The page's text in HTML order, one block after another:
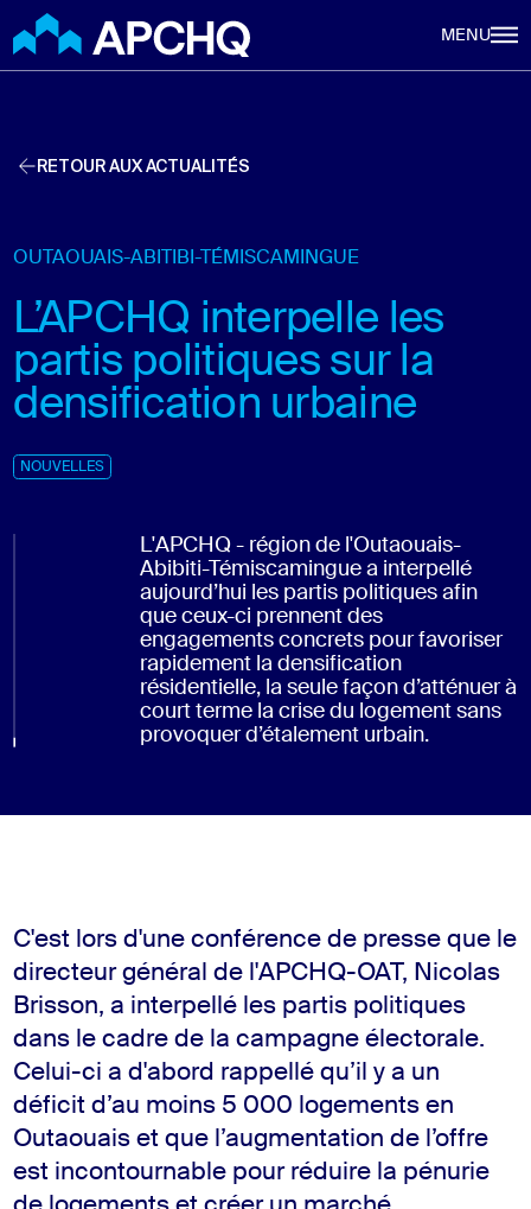
MENU
RETOUR AUX ACTUALITÉS
OUTAOUAIS-ABITIBI-TÉMISCAMINGUE
L’APCHQ interpelle les
partis politiques sur la
densification urbaine
NOUVELLES
L'APCHQ - région de l'Outaouais-
Abibiti-Témiscamingue a interpellé
aujourd’hui les partis politiques afin
que ceux-ci prennent des
engagements concrets pour favoriser
rapidement la densification
résidentielle, la seule façon d’atténuer à
court terme la crise du logement sans
provoquer d’étalement urbain.
C'est lors d'une conférence de presse que le
directeur général de l'APCHQ-OAT, Nicolas
Brisson, a interpellé les partis politiques
dans le cadre de la campagne électorale.
Celui-ci a d'abord rappellé qu’il y a un
déficit d’au moins 5 000 logements en
Outaouais et que l’augmentation de l’offre
est incontournable pour réduire la pénurie